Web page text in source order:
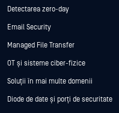
Detectarea zero-day
Email Security
Managed File Transfer
OT și sisteme ciber-fizice
Soluții în mai multe domenii
Diode de date și porți de securitate